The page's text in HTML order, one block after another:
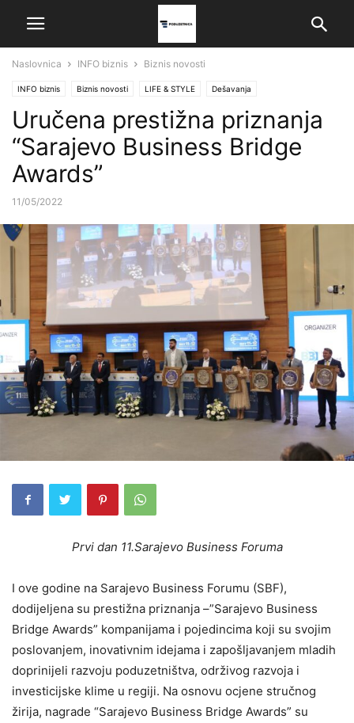
Naslovnica INFO biznis Biznis novosti
INFO biznis Biznis novosti LIFE & STYLE Dešavanja
Uručena prestižna priznanja
“Sarajevo Business Bridge
Awards”
11/05/2022
Prvi dan 11.Sarajevo Business Foruma
I ove godine na Sarajevo Business Forumu (SBF),
dodijeljena su prestižna priznanja –”Sarajevo Business
Bridge Awards” kompanijama i pojedincima koji su svojim
poslovanjem, inovativnim idejama i zapošljavanjem mladih
doprinijeli razvoju poduzetništva, održivog razvoja i
investicijske klime u regiji. Na osnovu ocjene stručnog
žirija, nagrade “Sarajevo Business Bridge Awards” su